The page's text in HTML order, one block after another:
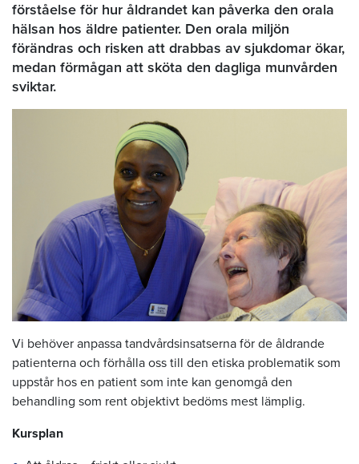
förståelse för hur åldrandet kan påverka den orala
hälsan hos äldre patienter. Den orala miljön
förändras och risken att drabbas av sjukdomar ökar,
medan förmågan att sköta den dagliga munvården
sviktar.
Vi behöver anpassa tandvårdsinsatserna för de åldrande
patienterna och förhålla oss till den etiska problematik som
uppstår hos en patient som inte kan genomgå den
behandling som rent objektivt bedöms mest lämplig.
Kursplan